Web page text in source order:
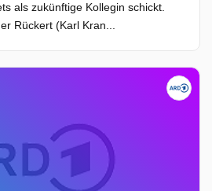
als zukünftige Kollegin schickt.
Rückert (Karl Kran...